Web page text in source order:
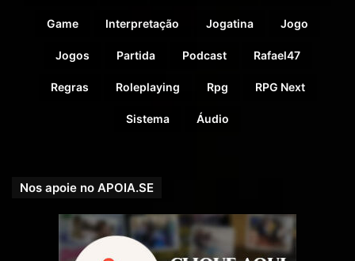
Game Interpretação Jogatina Jogo
Jogos Partida Podcast Rafael47
Regras Roleplaying Rpg RPG Next
Sistema Áudio
Nos apoie no APOIA.SE